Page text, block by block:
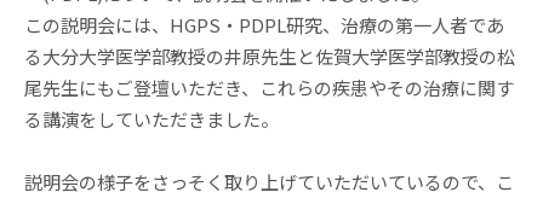
この説明会には、HGPS・PDPL研究、治療の第一人者であ
る大分大学医学部教授の井原先生と佐賀大学医学部教授の松
尾先生にもご登壇いただき、これらの疾患やその治療に関す
る講演をしていただきました。
説明会の様子をさっそく取り上げていただいているので、こ